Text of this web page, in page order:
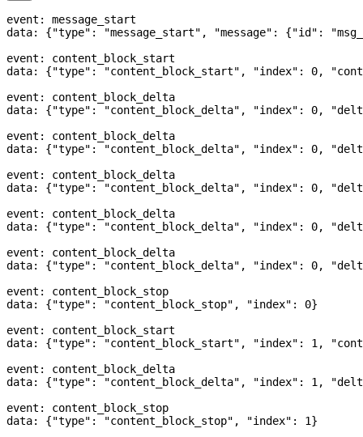
event: message_start
data: {"type" : "message_start" , "message" : {"id" :
event: content_block_start
data: {"type" : "content_block_start" , "index" : 0,
event: content_block_delta
data: {"type" : "content_block_delta" , "index" : 0,
event: content_block_delta
data: {"type" : "content_block_delta" , "index" : 0,
event: content_block_delta
data: {"type" : "content_block_delta" , "index" : 0,
event: content_block_delta
data: {"type" : "content_block_delta" , "index" : 0,
event: content_block_delta
data: {"type" : "content_block_delta" , "index" : 0,
event: content_block_stop
data: {"type" : "content_block_stop" , "index" : 0}
event: content_block_start
data: {"type" : "content_block_start" , "index" : 1 ,
event: content_block_delta
data: {"type" : "content_block_delta" , "index" : 1 ,
event: content_block_stop
data: {"type" : "content_block_stop" , "index" : 1}